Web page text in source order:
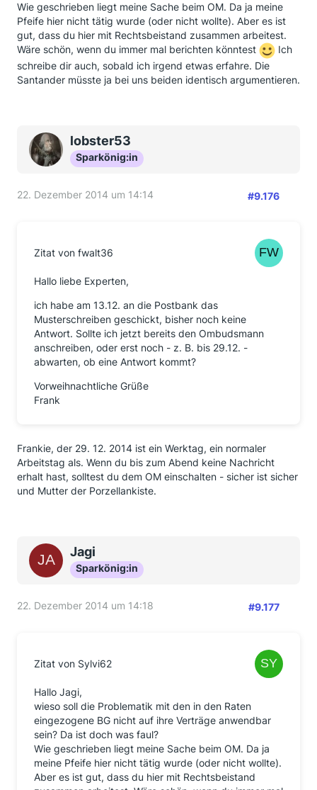
Wie geschrieben liegt meine Sache beim OM. Da ja meine
Pfeife hier nicht tätig wurde (oder nicht wollte). Aber es ist
gut, dass du hier mit Rechtsbeistand zusammen arbeitest.
Wäre schön, wenn du immer mal berichten könntest
Ich
schreibe dir auch, sobald ich irgend etwas erfahre. Die
Santander müsste ja bei uns beiden identisch argumentieren.
lobster53
Sparkönig:in
22. Dezember 2014 um 14:14 #9.176
Zitat von fwalt36
Hallo liebe Experten,
ich habe am 13.12. an die Postbank das
Musterschreiben geschickt, bisher noch keine
Antwort. Sollte ich jetzt bereits den Ombudsmann
anschreiben, oder erst noch - z. B. bis 29.12. -
abwarten, ob eine Antwort kommt?
Vorweihnachtliche Grüße
Frank
Frankie, der 29. 12. 2014 ist ein Werktag, ein normaler
Arbeitstag als. Wenn du bis zum Abend keine Nachricht
erhalt hast, solltest du dem OM einschalten - sicher ist sicher
und Mutter der Porzellankiste.
Jagi
Sparkönig:in
22. Dezember 2014 um 14:18 #9.177
Zitat von Sylvi62
Hallo Jagi,
wieso soll die Problematik mit den in den Raten
eingezogene BG nicht auf ihre Verträge anwendbar
sein? Da ist doch was faul?
Wie geschrieben liegt meine Sache beim OM. Da ja
meine Pfeife hier nicht tätig wurde (oder nicht wollte).
Aber es ist gut, dass du hier mit Rechtsbeistand